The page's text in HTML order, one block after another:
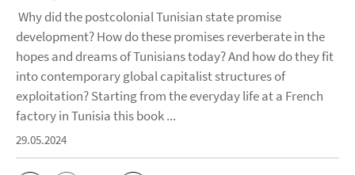
Why did the postcolonial Tunisian state promise
development? How do these promises reverberate in the
hopes and dreams of Tunisians today? And how do they fit
into contemporary global capitalist structures of
exploitation? Starting from the everyday life at a French
factory in Tunisia this book ...
29.05.2024